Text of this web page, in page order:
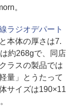
。
ラジオデパート
本体の厚さは7.
約268gで、同店
ラスの製品では
量」とうたって
サイズは190×11